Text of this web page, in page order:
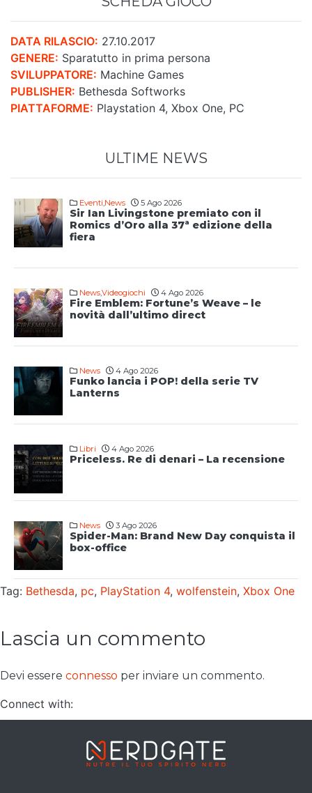
DATA RILASCIO: 27.10.2017
GENERE: Sparatutto in prima persona
SVILUPPATORE: Machine Games
PUBLISHER: Bethesda Softworks
PIATTAFORME: Playstation 4, Xbox One, PC
ULTIME NEWS
Eventi,News 5 Ago 2026
Sir Ian Livingstone premiato con il
Romics d’Oro alla 37ª edizione della
fiera
News,Videogiochi 4 Ago 2026
Fire Emblem: Fortune’s Weave – le
novità dall’ultimo direct
News 4 Ago 2026
Funko lancia i POP! della serie TV
Lanterns
Libri 4 Ago 2026
Priceless. Re di denari – La recensione
News 3 Ago 2026
Spider-Man: Brand New Day conquista il
box-office
Tag: Bethesda, pc, PlayStation 4, wolfenstein, Xbox One
Lascia un commento
Devi essere connesso per inviare un commento.
Connect with: